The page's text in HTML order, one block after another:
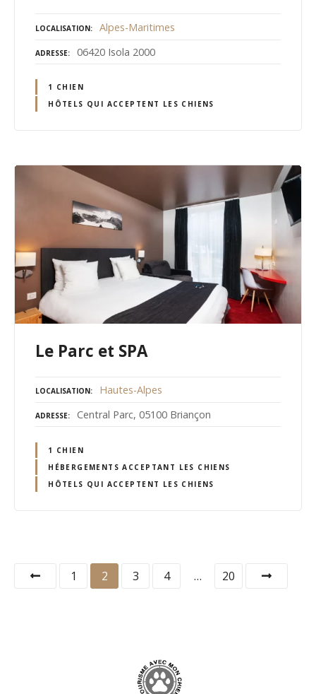
LOCALISATION Alpes-Maritimes
ADRESSE 06420 Isola 2000
1 CHIEN
HÔTELS QUI ACCEPTENT LES CHIENS
Le Parc et SPA
LOCALISATION Hautes-Alpes
ADRESSE Central Parc, 05100 Briançon
1 CHIEN
HÉBERGEMENTS ACCEPTANT LES CHIENS
HÔTELS QUI ACCEPTENT LES CHIENS
1 2 3 4 … 20